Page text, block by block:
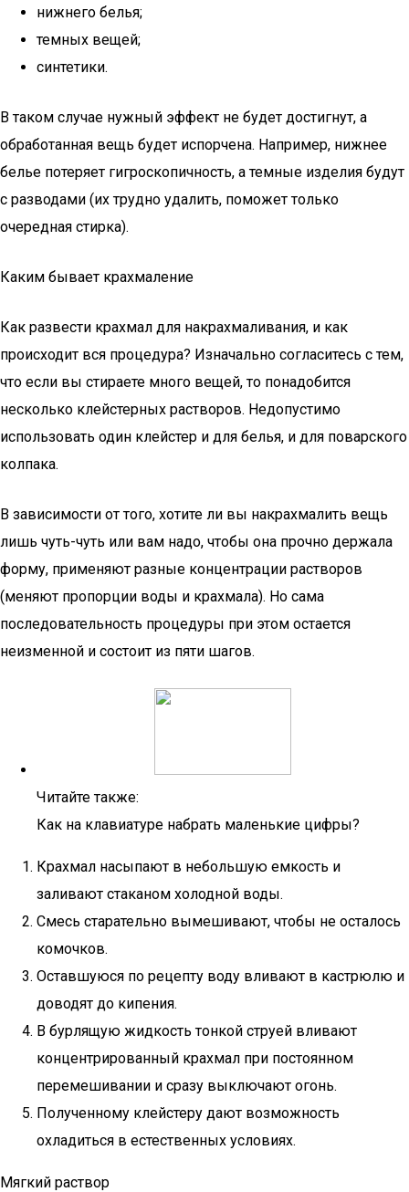
нижнего белья;
темных вещей;
синтетики.
В таком случае нужный эффект не будет достигнут, а
обработанная вещь будет испорчена. Например, нижнее
белье потеряет гигроскопичность, а темные изделия будут
с разводами (их трудно удалить, поможет только
очередная стирка).
Каким бывает крахмаление
Как развести крахмал для накрахмаливания, и как
происходит вся процедура? Изначально согласитесь с тем,
что если вы стираете много вещей, то понадобится
несколько клейстерных растворов. Недопустимо
использовать один клейстер и для белья, и для поварского
колпака.
В зависимости от того, хотите ли вы накрахмалить вещь
лишь чуть-чуть или вам надо, чтобы она прочно держала
форму, применяют разные концентрации растворов
(меняют пропорции воды и крахмала). Но сама
последовательность процедуры при этом остается
неизменной и состоит из пяти шагов.
Читайте также:
Как на клавиатуре набрать маленькие цифры?
Крахмал насыпают в небольшую емкость и
заливают стаканом холодной воды.
Смесь старательно вымешивают, чтобы не осталось
комочков.
Оставшуюся по рецепту воду вливают в кастрюлю и
доводят до кипения.
В бурлящую жидкость тонкой струей вливают
концентрированный крахмал при постоянном
перемешивании и сразу выключают огонь.
Полученному клейстеру дают возможность
охладиться в естественных условиях.
Мягкий раствор